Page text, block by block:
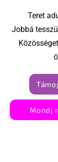
Teret
Jobbá
Mondj